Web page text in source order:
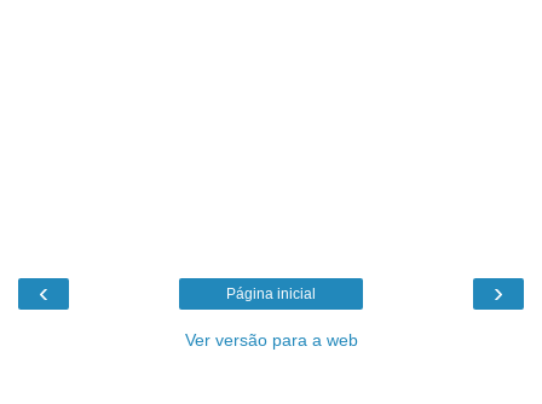
‹ ›
Página inicial
Ver versão para a web